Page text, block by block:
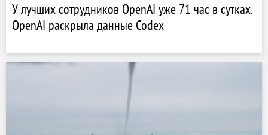
У лучших сотрудников OpenAI уже 71 час в сутках.
OpenAI раскрыла данные Codex